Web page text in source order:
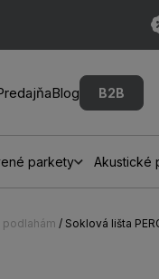
Blog B2B
parkety Akustické
/ Soklová lišta